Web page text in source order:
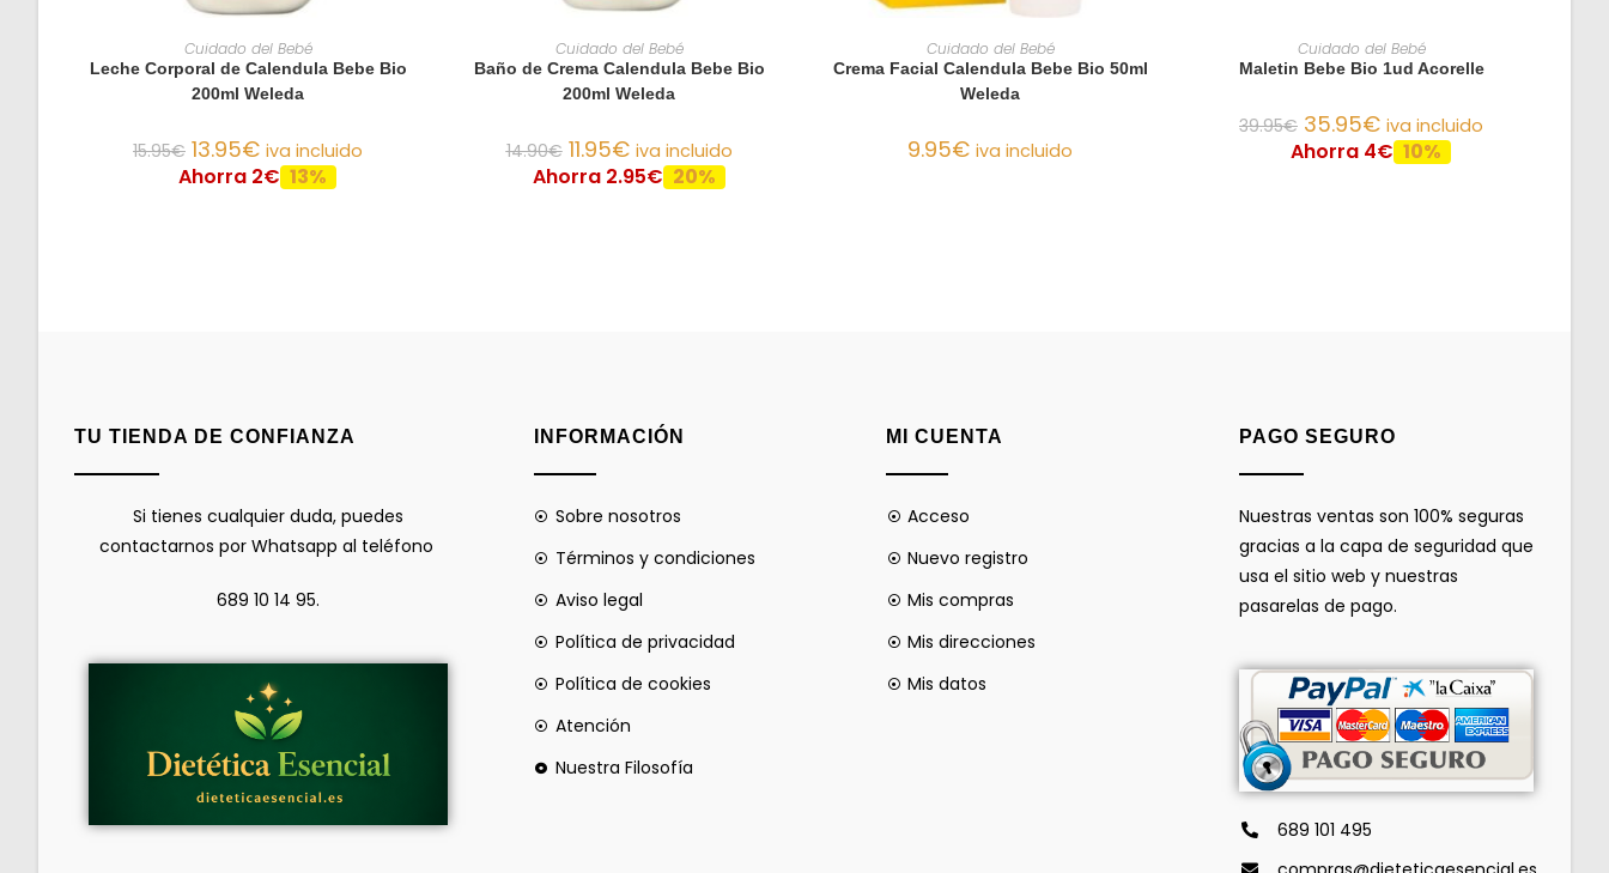
AÑADIR AL CARRITO
Cuidado del Bebé
Leche Corporal de Calendula Bebe Bio
200ml Weleda
15.95€ 13.95€ iva incluido
Ahorra 2€ 13%
AÑADIR AL CARRITO
Cuidado del Bebé
Baño de Crema Calendula Bebe Bio
200ml Weleda
14.90€ 11.95€ iva incluido
Ahorra 2.95€ 20%
AÑADIR AL CARRITO
Cuidado del Bebé
Crema Facial Calendula Bebe Bio 50ml
Weleda
9.95€ iva incluido
AÑADIR AL CARRITO
Cuidado del Bebé
Maletin Bebe Bio 1ud Acorelle
39.95€ 35.95€ iva incluido
Ahorra 4€ 10%
TU TIENDA DE CONFIANZA
Si tienes cualquier duda, puedes
contactarnos por Whatsapp al teléfono
689 10 14 95.
INFORMACIÓN
Sobre nosotros
Términos y condiciones
Aviso legal
Política de privacidad
Política de cookies
Atención
Nuestra Filosofía
MI CUENTA
Acceso
Nuevo registro
Mis compras
Mis direcciones
Mis datos
PAGO SEGURO
Nuestras ventas son 100% seguras
gracias a la capa de seguridad que
usa el sitio web y nuestras
pasarelas de pago.
689 101 495